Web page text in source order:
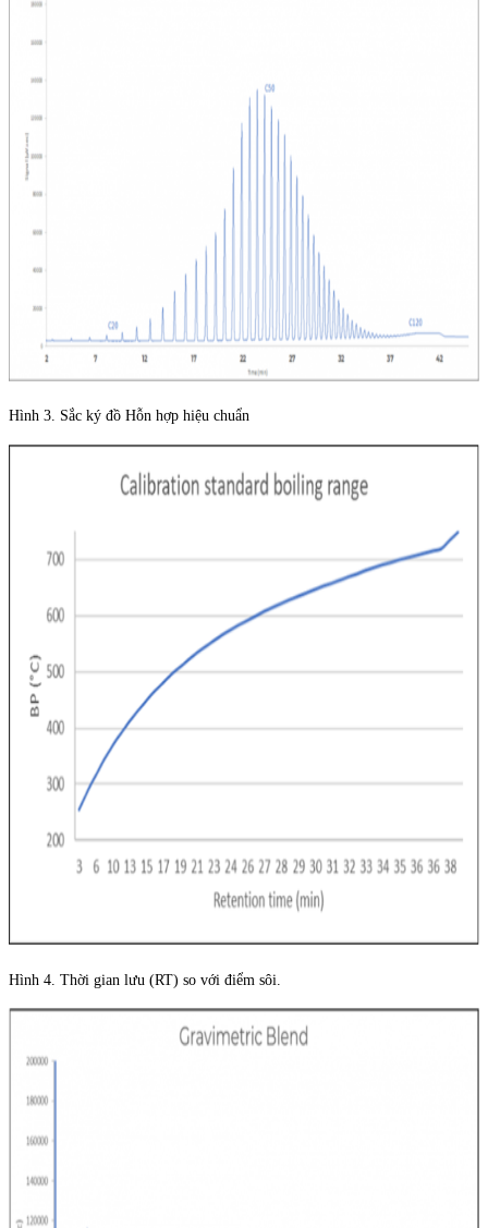
Hình 3. Sắc ký đồ Hỗn hợp hiệu chuẩn
Hình 4. Thời gian lưu (RT) so với điểm sôi.